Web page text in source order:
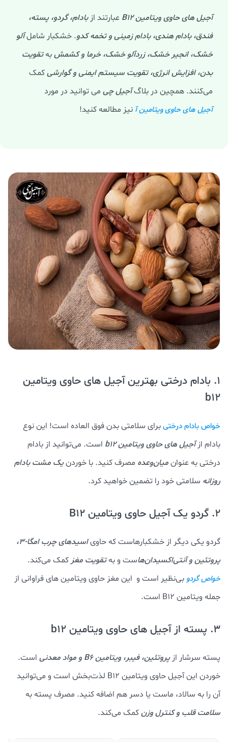
آجیل‌ های حاوی ویتامین B12 عبارتند ازبادام، گردو، پسته،
فندق، بادام هندی، بادام زمینی و تخمه کدو. خشکبار شاملآلو
خشک، انجیر خشک، زردآلو خشک، خرما و کشمشبهتقویت
بدن، افزایش انرژی، تقویت سیستم ایمنی و گوارشیکمک
می‌کنند. همچین در بلاگآجیل چی می توانید در مورد
آجیل های حاوی ویتامین آ نیز مطالعه کنید!
1. بادام درختی بهترین آجیل های حاوی ویتامین
b12
خواص بادام درختیبرای سلامتی بدن فوق العاده است! این نوع
بادام ازآجیل های حاوی ویتامین b12
است. می‌توانید از بادام
درختی به عنوانمیان‌وعده مصرف کنید. با خوردنیک مشت بادام
روزانه سلامتی خود را تضمین خواهید کرد.
2. گردو یک آجیل حاوی ویتامین B12
گردو یکی دیگر از خشکبارهاست که حاوی
اسیدهای چرب امگا-۳،
پروتئین و آنتی‌اکسیدان‌هاست و بهتقویت مغز کمک می‌کند.
خواص گردوبی‌نظیر است و این مغز حاوی ویتامین های فراوانی از
جمله ویتامین B12 است.
3. پسته از آجیل های حاوی ویتامین b12
پسته سرشار ازپروتئین، فیبر، ویتامین B6 و مواد معدنی
است.
خوردن این آجیل حاوی ویتامین B12 لذت‌بخش است و می‌توانید
آن‌ را به سالاد، ماست یا دسر هم اضافه کنید. مصرف پسته به
سلامت قلب و کنترل وزنکمک می‌کند.